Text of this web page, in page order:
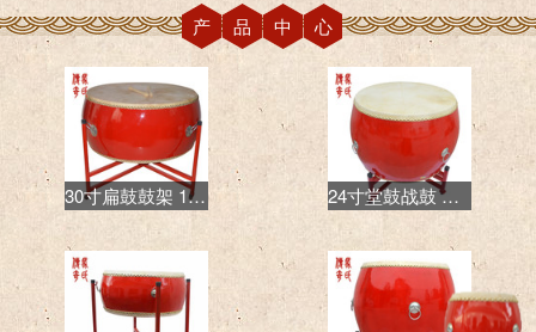
产品中心
30寸扁鼓鼓架 1米低战红鼓鼓架 悬挂式鼓架金属圆管鼓架 24寸堂鼓战鼓 高品质平放铁质鼓架 万向带刹车可推动